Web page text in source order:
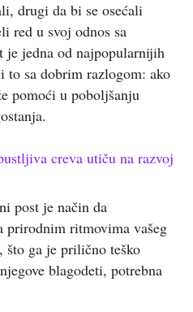
drugi da bi se osećali
red u svoj odnos sa
je jedna od najpopularnijih
to sa dobrim razlogom: ako
pomoći u poboljšanju
creva utiču na razvoj
post je način da
prirodnim ritmovima vašeg
što ga je prilično teško
blagodeti, potrebna